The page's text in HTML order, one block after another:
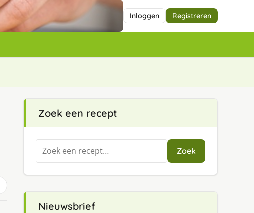
Inloggen Registreren
Zoek een recept
Zoeken
naar:
Zoek
Nieuwsbrief